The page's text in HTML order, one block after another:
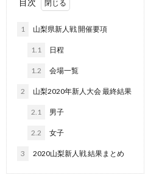
目次
1 山梨県新人戦 開催要項
1.1 日程
1.2 会場一覧
2 山梨2020年新人大会 最終結果
2.1 男子
2.2 女子
3 2020山梨新人戦 結果まとめ